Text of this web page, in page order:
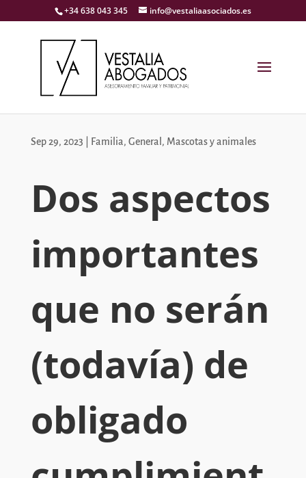
+34 638 043 345 info@vestaliaasociados.es
Sep 29, 2023 Familia, General , Mascotas y animales
Dos aspectos
importantes
que no serán
(todavía) de
obligado